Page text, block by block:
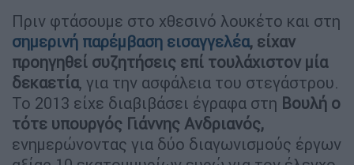
Πριν φτάσουμε στο χθεσινό λουκέτο και στη
σημερινή παρέμβαση εισαγγελέα, είχαν
προηγηθεί συζητήσεις επί τουλάχιστον μία
δεκαετία, για την ασφάλεια του στεγάστρου.
Το 2013 είχε διαβιβάσει έγραφα στη Βουλή ο
τότε υπουργός Γιάννης Ανδριανός,
ενημερώνοντας για δύο διαγωνισμούς έργων